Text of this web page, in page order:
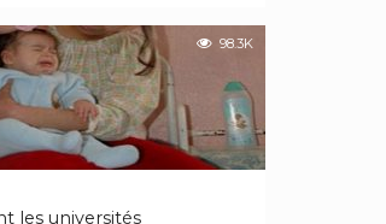
98.3K
les universités